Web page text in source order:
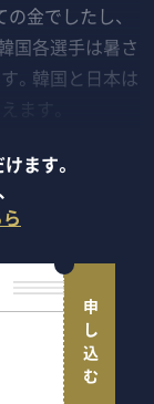
金でしたし、
国各選手は暑さ
。韓国と日本は
ます。
申し込む